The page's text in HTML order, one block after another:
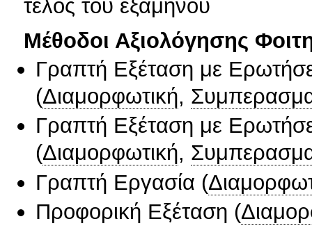
τέλος του εξαμήνου
Μέθοδοι Αξιολόγησης
Γραπτή Εξέταση με
(Διαμορφωτική,
Γραπτή Εξέταση με
(Διαμορφωτική,
Γραπτή Εργασία (
Προφορική Εξέταση (